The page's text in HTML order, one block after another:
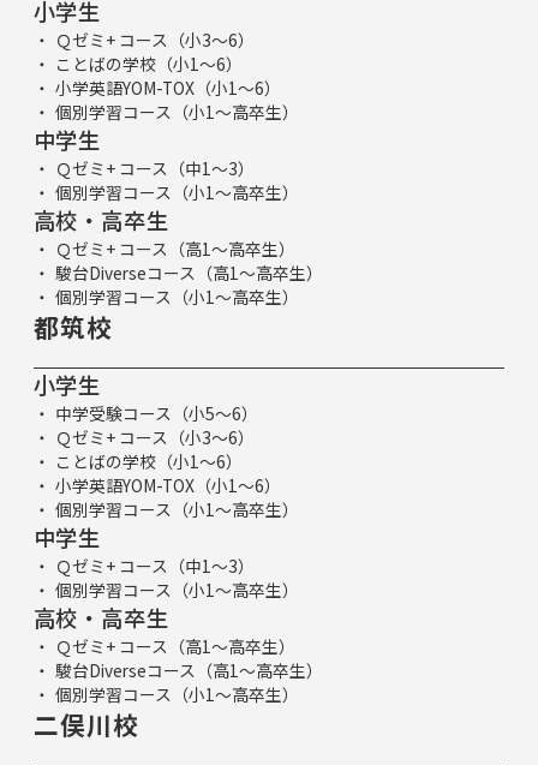
小学生
Ｑゼミ+ コース（小3～6）
ことばの学校（小1～6）
小学英語YOM-TOX（小1～6）
個別学習コース（小1～高卒生）
中学生
Ｑゼミ+ コース（中1～3）
個別学習コース（小1～高卒生）
高校・高卒生
Ｑゼミ+ コース（高1～高卒生）
駿台Diverseコース（高1～高卒生）
個別学習コース（小1～高卒生）
都筑校
小学生
中学受験コース（小5～6）
Ｑゼミ+ コース（小3～6）
ことばの学校（小1～6）
小学英語YOM-TOX（小1～6）
個別学習コース（小1～高卒生）
中学生
Ｑゼミ+ コース（中1～3）
個別学習コース（小1～高卒生）
高校・高卒生
Ｑゼミ+ コース（高1～高卒生）
駿台Diverseコース（高1～高卒生）
個別学習コース（小1～高卒生）
二俣川校